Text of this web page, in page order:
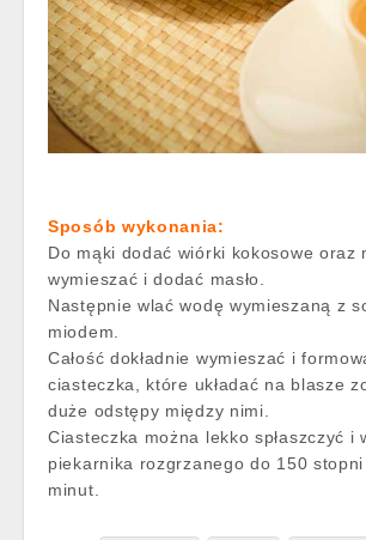
Sposób wykonania:
Do mąki dodać wiórki kokosowe oraz
wymieszać i dodać masło.
Następnie wlać wodę wymieszaną z
miodem.
Całość dokładnie wymieszać i
ciasteczka, które układać na blasze
duże odstępy między nimi.
Ciasteczka można lekko spłaszczyć i
piekarnika rozgrzanego do 150
minut.